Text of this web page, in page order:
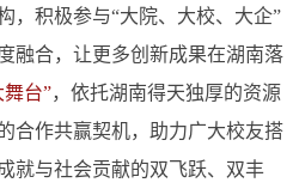
，积极参与“大院、大校、大企”
融合，让更多创新成果在湖南落
台”，依托湖南得天独厚的资源
合作共赢契机，助力广大校友搭
就与社会贡献的双飞跃、双丰